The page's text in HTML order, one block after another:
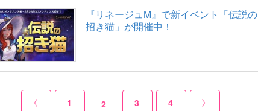
『リネージュM』で新イベント「伝説の
招き猫」が開催中！
1 2 3 4